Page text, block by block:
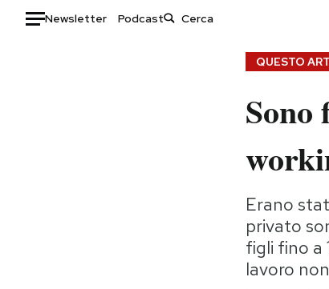
Newsletter Podcast
Storie/Idee
Ok Boomer!
QUESTO
Sono
Erano
privato
figli fino a
lavoro